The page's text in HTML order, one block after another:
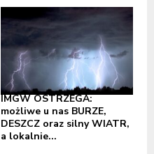
IMGW OSTRZEGA:
możliwe u nas BURZE,
DESZCZ oraz silny WIATR,
a lokalnie...